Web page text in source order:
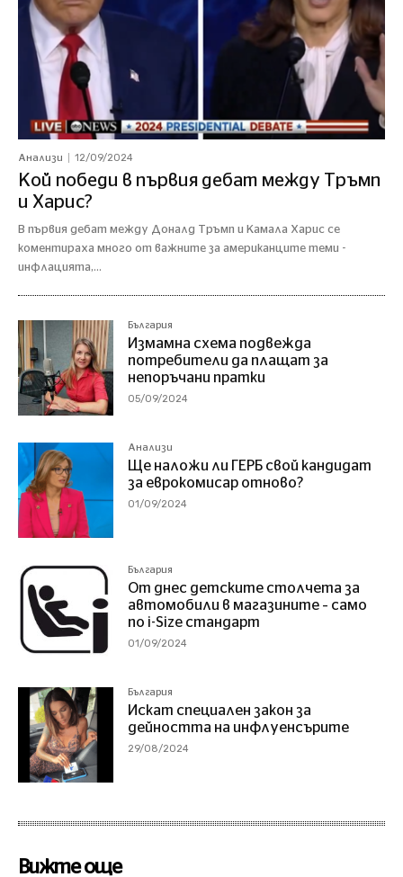
Анализи 12/09/2024
Кой победи в първия дебат между Тръмп
и Харис?
В първия дебат между Доналд Тръмп и Камала Харис се
коментираха много от важните за американците теми -
инфлацията,...
България
Измамна схема подвежда
потребители да плащат за
непоръчани пратки
05/09/2024
Анализи
Ще наложи ли ГЕРБ свой кандидат
за еврокомисар отново?
01/09/2024
България
От днес детските столчета за
автомобили в магазините – само
по i-Size стандарт
01/09/2024
България
Искат специален закон за
дейността на инфлуенсърите
29/08/2024
Вижте още